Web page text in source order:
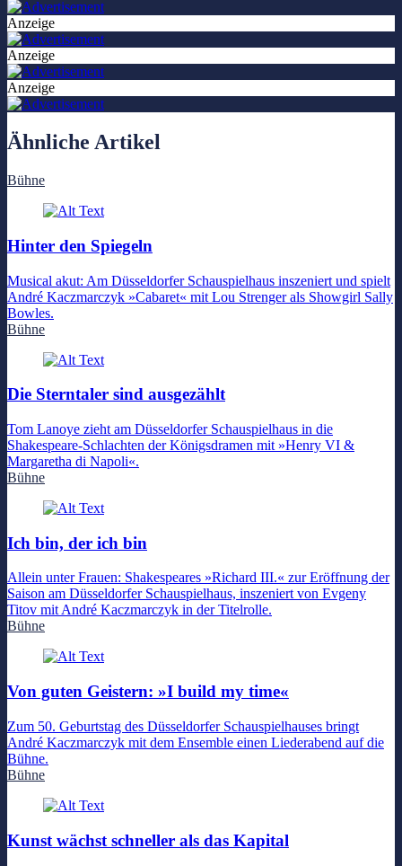
Anzeige
Anzeige
Anzeige
Ähnliche Artikel
Bühne
Hinter den Spiegeln
Musical akut: Am Düsseldorfer Schauspielhaus inszeniert und spielt
André Kaczmarczyk »Cabaret« mit Lou Strenger als Showgirl Sally
Bowles.
Bühne
Die Sterntaler sind ausgezählt
Tom Lanoye zieht am Düsseldorfer Schauspielhaus in die
Shakespeare-Schlachten der Königsdramen mit »Henry VI &
Margaretha di Napoli«.
Bühne
Ich bin, der ich bin
Allein unter Frauen: Shakespeares »Richard III.« zur Eröffnung der
Saison am Düsseldorfer Schauspielhaus, inszeniert von Evgeny
Titov mit André Kaczmarczyk in der Titelrolle.
Bühne
Von guten Geistern: »I build my time«
Zum 50. Geburtstag des Düsseldorfer Schauspielhauses bringt
André Kaczmarczyk mit dem Ensemble einen Liederabend auf die
Bühne.
Bühne
Kunst wächst schneller als das Kapital